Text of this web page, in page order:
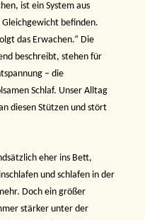
ist ein System aus
Gleichgewicht befinden.
das Erwachen.“ Die
beschreibt, stehen für
– die
Schlaf. Unser Alltag
diesen Stützen und stört
eher ins Bett,
und schlafen in der
Doch ein größer
stärker unter der